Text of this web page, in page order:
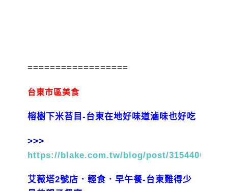
==================
台東市區美食
榕樹下米苔目-台東在地好味道滷味也好吃
>>>
https://blake.com.tw/blog/post/31544002
艾薇塔2號店．輕食．早午餐-台東難得少